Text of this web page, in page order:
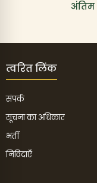
अंतिम
त्वरित लिंक
संपर्क
सूचना का अधिकार
भर्ती
निविदाएँ